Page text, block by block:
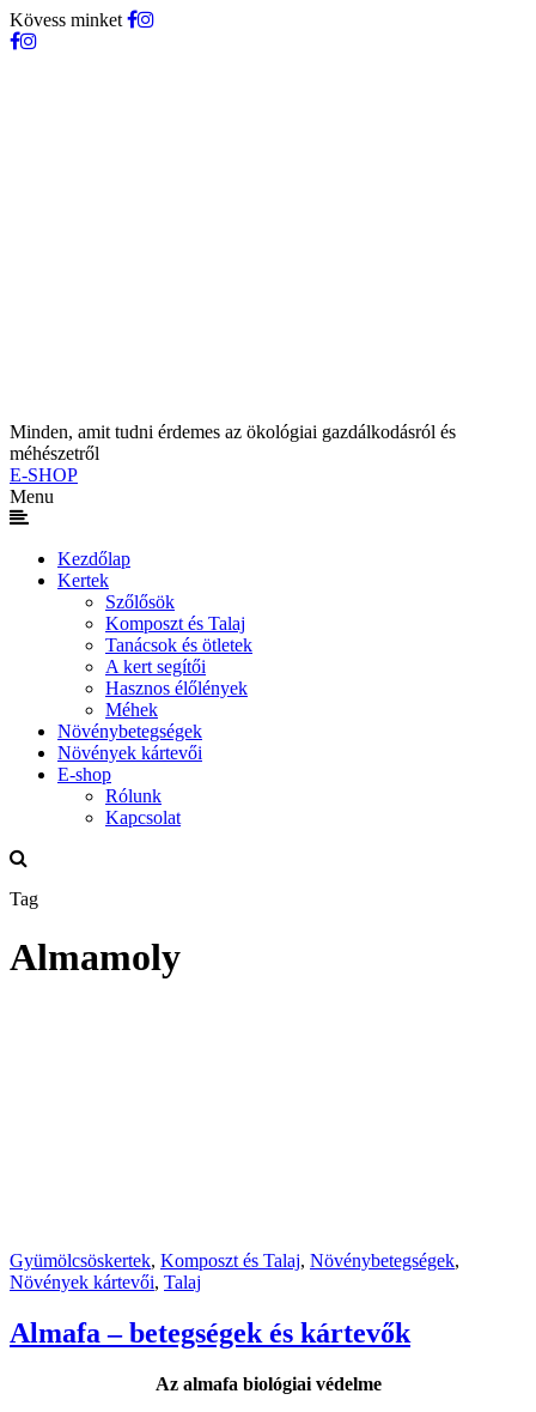
Kövess minket
Minden, amit tudni érdemes az ökológiai gazdálkodásról és
méhészetről
E-SHOP
Menu
Kezdőlap
Kertek
Szőlősök
Komposzt és Talaj
Tanácsok és ötletek
A kert segítői
Hasznos élőlények
Méhek
Növénybetegségek
Növények kártevői
E-shop
Rólunk
Kapcsolat
Tag
Almamoly
Gyümölcsöskertek, Komposzt és Talaj, Növénybetegségek,
Növények kártevői, Talaj
Almafa – betegségek és kártevők
Az almafa biológiai védelme